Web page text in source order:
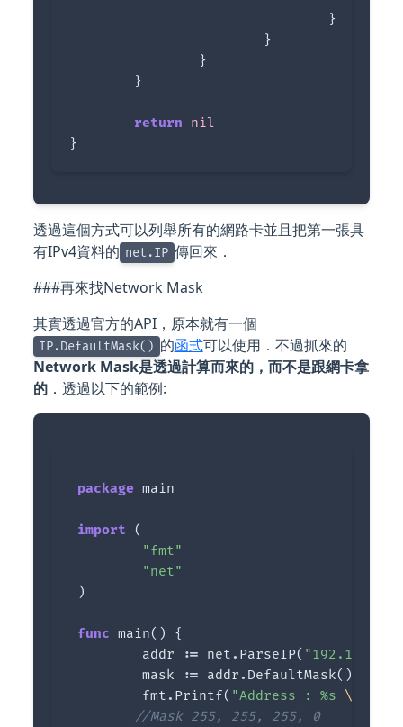
}
}
}
}
return
nil
}
透過這個方式可以列舉所有的網路卡並且把第一張具
有IPv4資料的 net.IP 傳回來．
###再來找Network Mask
其實透過官方的API，原本就有一個
IP.DefaultMask() 的函式可以使用．不過抓來的
Network Mask是透過計算而來的，而不是跟網卡拿
的．透過以下的範例:
package main
import
(
"fmt"
"net"
)
func main()
{
addr
:= net . ParseIP(
mask
:= addr . DefaultMask()
fmt . Printf( "Address : %s \n
//Mask 255, 255, 255, 0